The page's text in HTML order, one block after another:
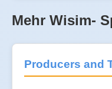
Mehr Wisim-
Producers and